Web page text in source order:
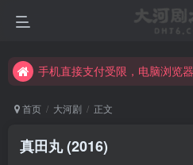
手机直接支付受限，电脑浏览
手机直接支付受限，电脑浏览
首页 大河剧 正文
真田丸 (2016)